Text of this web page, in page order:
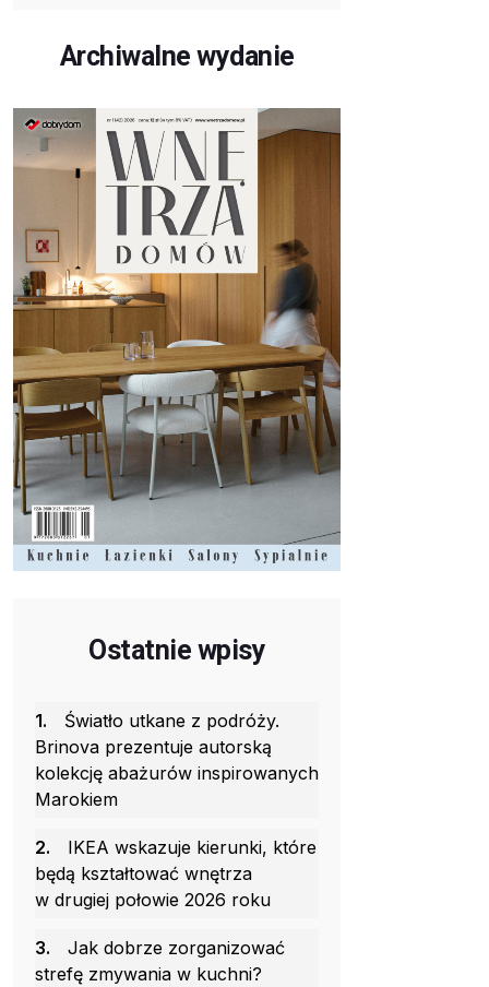
Archiwalne wydanie
Ostatnie wpisy
1.
Światło utkane z podróży.
Brinova prezentuje autorską
kolekcję abażurów inspirowanych
Marokiem
2.
IKEA wskazuje kierunki, które
będą kształtować wnętrza
w drugiej połowie 2026 roku
3.
Jak dobrze zorganizować
strefę zmywania w kuchni?